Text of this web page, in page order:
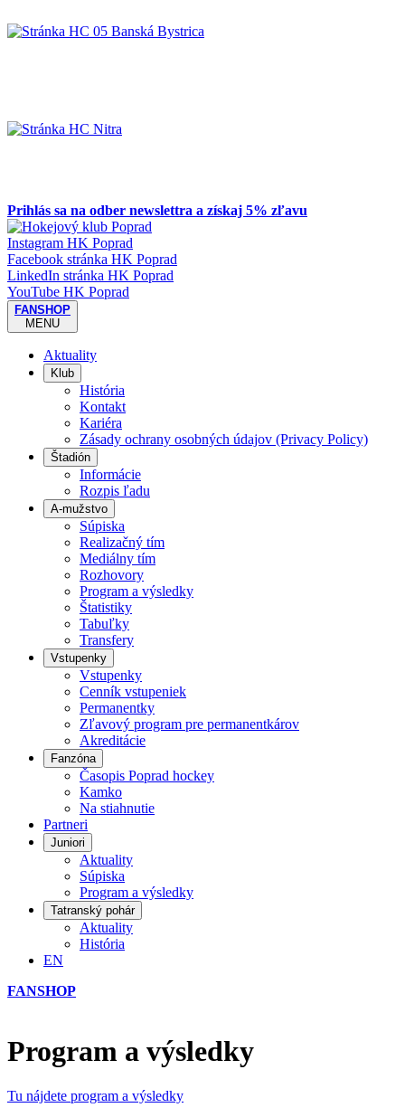
Prihlás sa na odber newslettra a získaj 5% zľavu
Instagram HK Poprad
Facebook stránka HK Poprad
LinkedIn stránka HK Poprad
YouTube HK Poprad
FANSHOP
MENU
Aktuality
Klub
História
Kontakt
Kariéra
Zásady ochrany osobných údajov (Privacy Policy)
Štadión
Informácie
Rozpis ľadu
A-mužstvo
Súpiska
Realizačný tím
Mediálny tím
Rozhovory
Program a výsledky
Štatistiky
Tabuľky
Transfery
Vstupenky
Vstupenky
Cenník vstupeniek
Permanentky
Zľavový program pre permanentkárov
Akreditácie
Fanzóna
Časopis Poprad hockey
Kamko
Na stiahnutie
Partneri
Juniori
Aktuality
Súpiska
Program a výsledky
Tatranský pohár
Aktuality
História
EN
FANSHOP
Program a výsledky
Tu nájdete program a výsledky